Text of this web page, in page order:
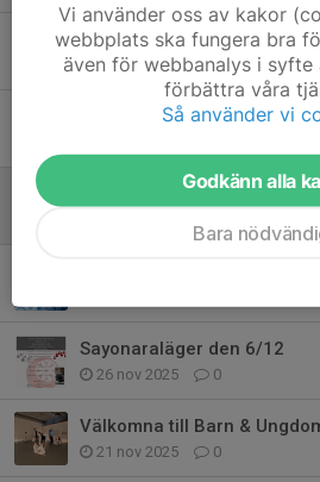
Save the date!
4 mar, 19:47 0
Kallelse till årsmöte 21
Välkomna till årets första
Sayonaraläger den 6/12
26 nov 2025 0
Välkomna till Barn &
21 nov 2025 0
Vi använder oss av kakor
webbplats ska fungera bra
även för webbanalys i
förbättra våra
Så använder vi
Godkänn alla
Bara